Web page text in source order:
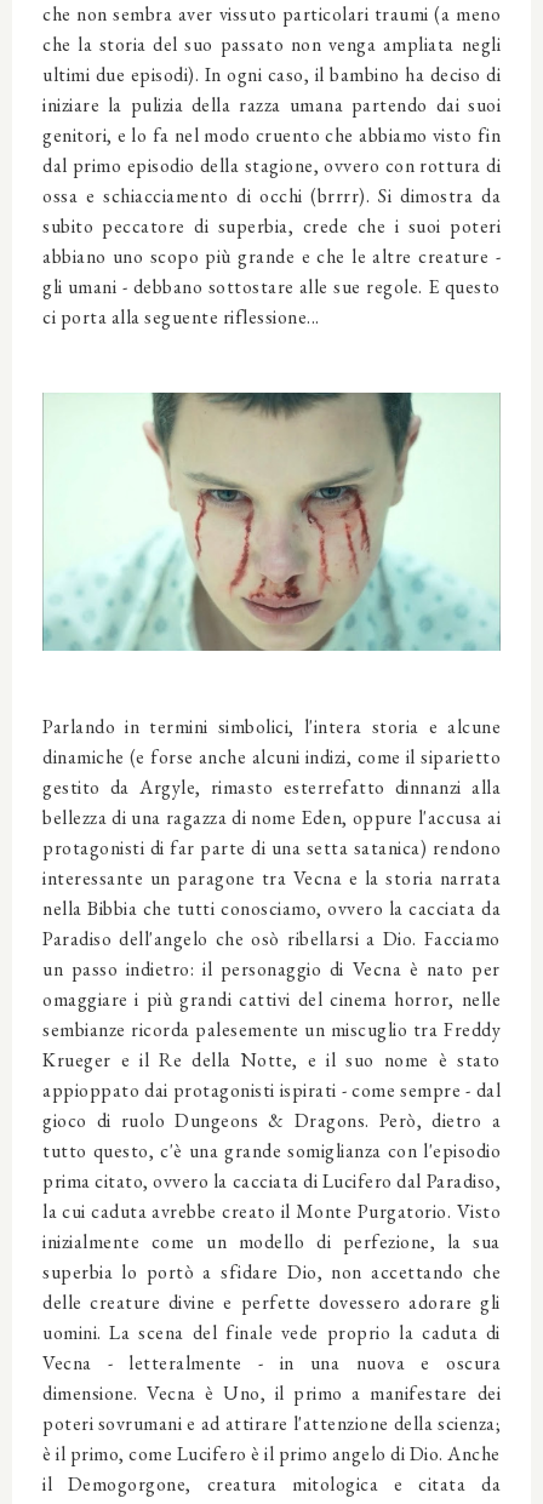
che non sembra aver vissuto particolari traumi (a meno
che la storia del suo passato non venga ampliata negli
ultimi due episodi). In ogni caso, il bambino ha deciso di
iniziare la pulizia della razza umana partendo dai suoi
genitori, e lo fa nel modo cruento che abbiamo visto fin
dal primo episodio della stagione, ovvero con rottura di
ossa e schiacciamento di occhi (brrrr). Si dimostra da
subito peccatore di superbia, crede che i suoi poteri
abbiano uno scopo più grande e che le altre creature -
gli umani - debbano sottostare alle sue regole. E questo
ci porta alla seguente riflessione...
Parlando in termini simbolici, l'intera storia e alcune
dinamiche (e forse anche alcuni indizi, come il siparietto
gestito da Argyle, rimasto esterrefatto dinnanzi alla
bellezza di una ragazza di nome Eden, oppure l'accusa ai
protagonisti di far parte di una setta satanica) rendono
interessante un paragone tra Vecna e la storia narrata
nella Bibbia che tutti conosciamo, ovvero la cacciata da
Paradiso dell'angelo che osò ribellarsi a Dio. Facciamo
un passo indietro: il personaggio di Vecna è nato per
omaggiare i più grandi cattivi del cinema horror, nelle
sembianze ricorda palesemente un miscuglio tra Freddy
Krueger e il Re della Notte, e il suo nome è stato
appioppato dai protagonisti ispirati - come sempre - dal
gioco di ruolo Dungeons & Dragons. Però, dietro a
tutto questo, c'è una grande somiglianza con l'episodio
prima citato, ovvero la cacciata di Lucifero dal Paradiso,
la cui caduta avrebbe creato il Monte Purgatorio. Visto
inizialmente come un modello di perfezione, la sua
superbia lo portò a sfidare Dio, non accettando che
delle creature divine e perfette dovessero adorare gli
uomini. La scena del finale vede proprio la caduta di
Vecna - letteralmente - in una nuova e oscura
dimensione. Vecna è Uno, il primo a manifestare dei
poteri sovrumani e ad attirare l'attenzione della scienza;
è il primo, come Lucifero è il primo angelo di Dio. Anche
il Demogorgone, creatura mitologica e citata da